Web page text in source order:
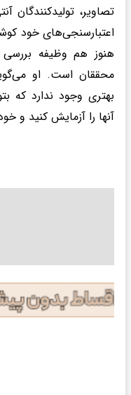
تصاویر، تولیدکنندگان
اعتبارسنجی‌های خود
هنوز هم وظیفه بررسی
محققان است. او
بهتری وجود ندارد که
آنها را آزمایش کنید و